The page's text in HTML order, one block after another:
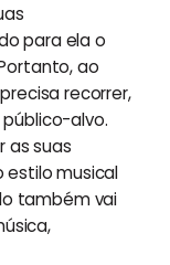
para ela o
ao
recorrer,
alvo.
as suas
estilo musical
também vai